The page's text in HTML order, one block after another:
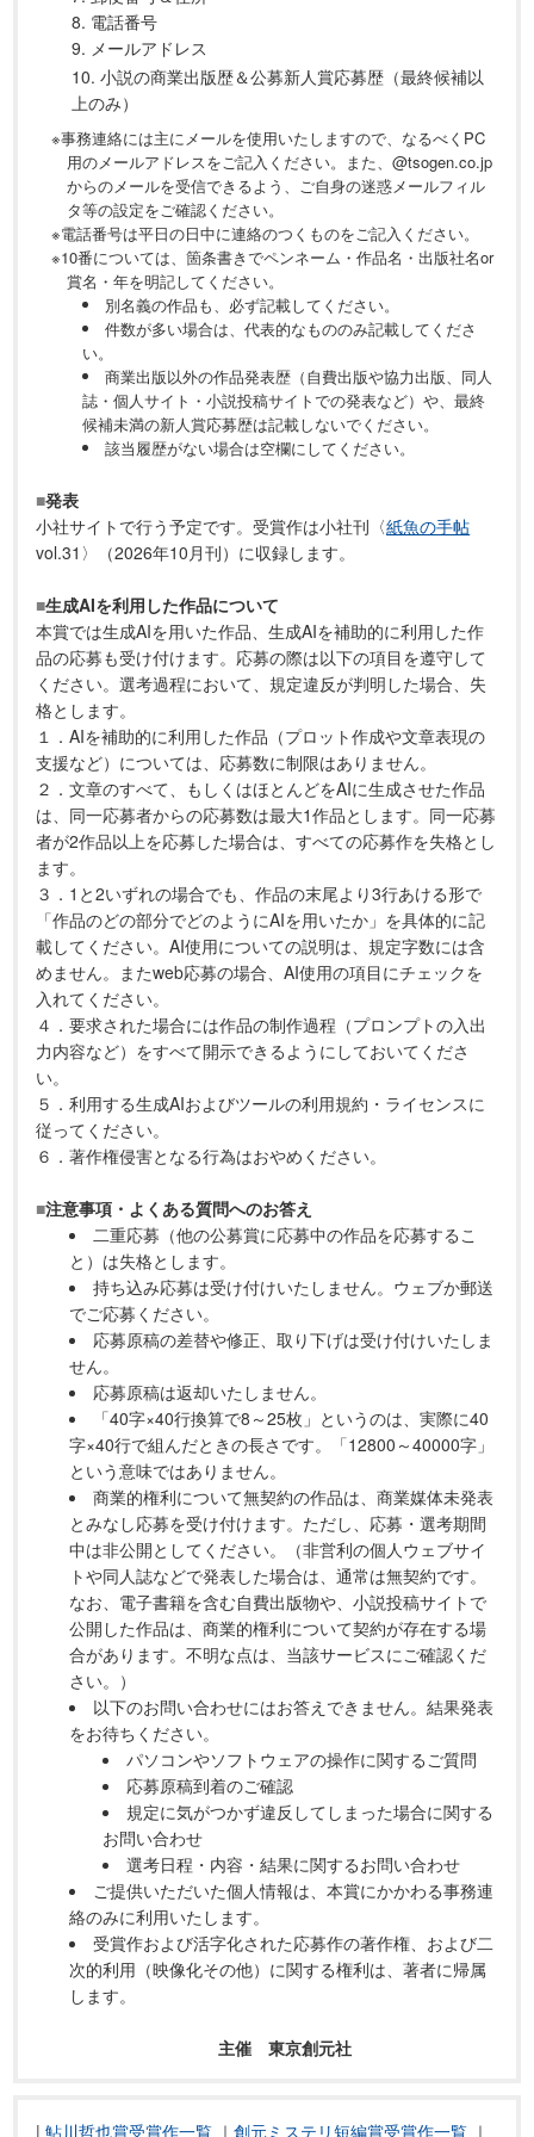
8. 電話番号
9. メールアドレス
10. 小説の商業出版歴＆公募新人賞応募歴（最終候補以
上のみ）
※事務連絡には主にメールを使用いたしますので、なるべくPC
用のメールアドレスをご記入ください。また、@tsogen.co.jp
からのメールを受信できるよう、ご自身の迷惑メールフィル
タ等の設定をご確認ください。
※電話番号は平日の日中に連絡のつくものをご記入ください。
※10番については、箇条書きでペンネーム・作品名・出版社名or
賞名・年を明記してください。
別名義の作品も、必ず記載してください。
件数が多い場合は、代表的なもののみ記載してくださ
い。
商業出版以外の作品発表歴（自費出版や協力出版、同人
誌・個人サイト・小説投稿サイトでの発表など）や、最終
候補未満の新人賞応募歴は記載しないでください。
該当履歴がない場合は空欄にしてください。
■発表
小社サイトで行う予定です。受賞作は小社刊〈紙魚の手帖
vol.31〉（2026年10月刊）に収録します。
■生成AIを利用した作品について
本賞では生成AIを用いた作品、生成AIを補助的に利用した作
品の応募も受け付けます。応募の際は以下の項目を遵守して
ください。選考過程において、規定違反が判明した場合、失
格とします。
１．AIを補助的に利用した作品（プロット作成や文章表現の
支援など）については、応募数に制限はありません。
２．文章のすべて、もしくはほとんどをAIに生成させた作品
は、同一応募者からの応募数は最大1作品とします。同一応募
者が2作品以上を応募した場合は、すべての応募作を失格とし
ます。
３．1と2いずれの場合でも、作品の末尾より3行あける形で
「作品のどの部分でどのようにAIを用いたか」を具体的に記
載してください。AI使用についての説明は、規定字数には含
めません。またweb応募の場合、AI使用の項目にチェックを
入れてください。
４．要求された場合には作品の制作過程（プロンプトの入出
力内容など）をすべて開示できるようにしておいてくださ
い。
５．利用する生成AIおよびツールの利用規約・ライセンスに
従ってください。
６．著作権侵害となる行為はおやめください。
■注意事項・よくある質問へのお答え
二重応募（他の公募賞に応募中の作品を応募するこ
と）は失格とします。
持ち込み応募は受け付けいたしません。ウェブか郵送
でご応募ください。
応募原稿の差替や修正、取り下げは受け付けいたしま
せん。
応募原稿は返却いたしません。
「40字×40行換算で8～25枚」というのは、実際に40
字×40行で組んだときの長さです。「12800～40000字」
という意味ではありません。
商業的権利について無契約の作品は、商業媒体未発表
とみなし応募を受け付けます。ただし、応募・選考期間
中は非公開としてください。（非営利の個人ウェブサイ
トや同人誌などで発表した場合は、通常は無契約です。
なお、電子書籍を含む自費出版物や、小説投稿サイトで
公開した作品は、商業的権利について契約が存在する場
合があります。不明な点は、当該サービスにご確認くだ
さい。）
以下のお問い合わせにはお答えできません。結果発表
をお待ちください。
パソコンやソフトウェアの操作に関するご質問
応募原稿到着のご確認
規定に気がつかず違反してしまった場合に関する
お問い合わせ
選考日程・内容・結果に関するお問い合わせ
ご提供いただいた個人情報は、本賞にかかわる事務連
絡のみに利用いたします。
受賞作および活字化された応募作の著作権、および二
次的利用（映像化その他）に関する権利は、著者に帰属
します。
主催 東京創元社
|鮎川哲也賞受賞作一覧 ｜創元ミステリ短編賞受賞作一覧 ｜